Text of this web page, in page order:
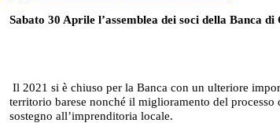
Sabato 30 Aprile l’assemblea dei soci della Banca
Il 2021 si è chiuso per la Banca con un ulteriore
territorio barese nonché il miglioramento del
sostegno all’imprenditoria locale.